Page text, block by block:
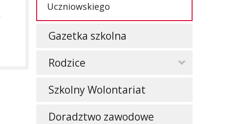
Uczniowskiego
Gazetka szkolna
Rodzice
Szkolny Wolontariat
Doradztwo zawodowe